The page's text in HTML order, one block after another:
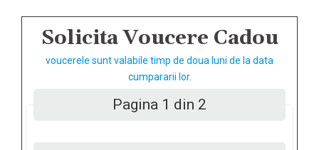
Solicita Voucere Cadou
voucerele sunt valabile timp de doua luni de la data
cumpararii lor.
Pagina 1 din 2